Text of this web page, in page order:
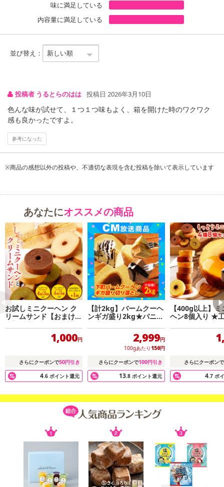
味に満足している
内容量に満足している
並び替え：
投稿者 うるとらのはは 投稿日 2026年3月10日
色んな味が試せて、１つ１つ味もよく、箱を開けた時のワクワク
感も良かったですよ。
参考になった
※商品の感想以外の投稿や、不適切な表現を含む投稿を除いて表示しています
あなたにオススメの商品
お試しミニクーヘン ク
リームサンド【おまけ付
き】
1,000円
さらにクーポンで50円引き
4.6 ポイント還元
【計2kg】バームクーヘ
ンギガ盛り2kg★バニラ
せ1500g※ご家庭用 E
2,999円
100gあたり 150円
さらにクーポンで100円引き
13.8 ポイント還元
【400g以上】
ヘン8個入り ★工場長の
さらにクーポンで
4.7 ポ